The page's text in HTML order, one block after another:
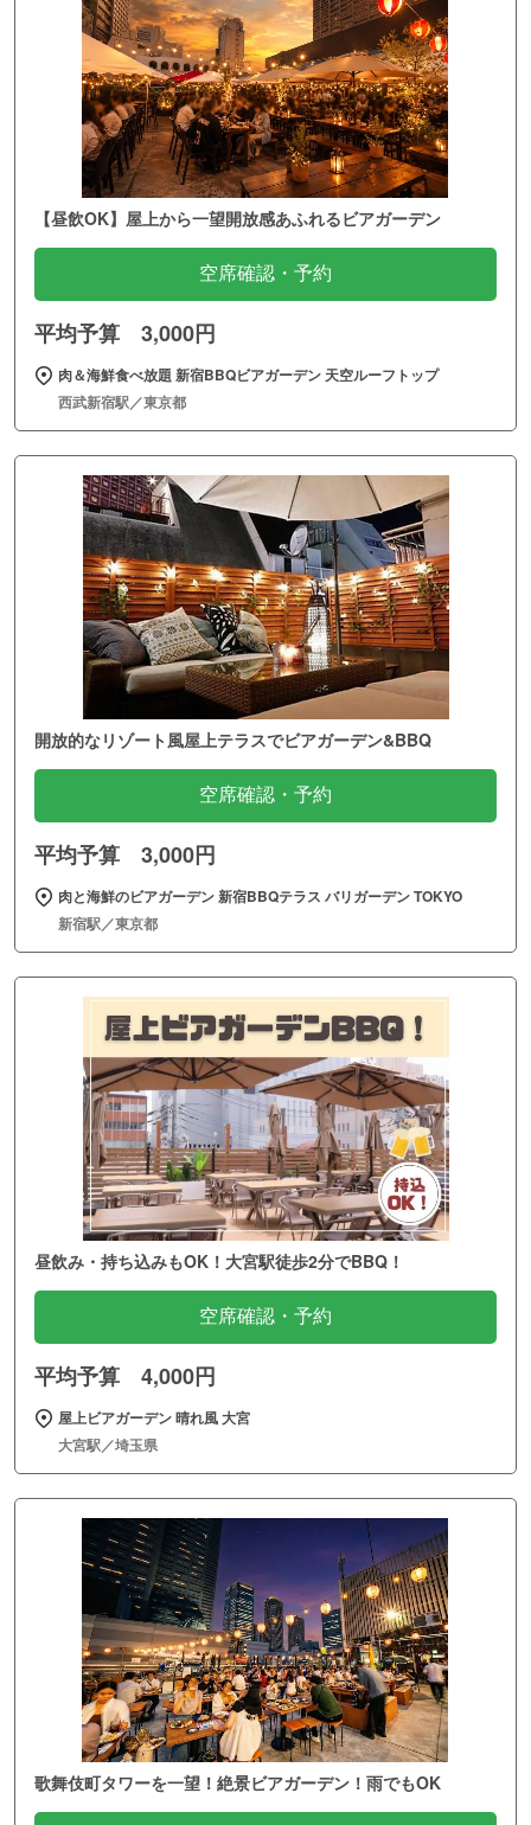
【昼飲OK】屋上から一望開放感あふれるビアガーデン
空席確認・予約
平均予算 3,000円
肉＆海鮮食べ放題 新宿BBQビアガーデン 天空ルーフトップ
西武新宿駅／東京都
開放的なリゾート風屋上テラスでビアガーデン&BBQ
空席確認・予約
平均予算 3,000円
肉と海鮮のビアガーデン 新宿BBQテラス バリガーデン TOKYO
新宿駅／東京都
昼飲み・持ち込みもOK！大宮駅徒歩2分でBBQ！
空席確認・予約
平均予算 4,000円
屋上ビアガーデン 晴れ風 大宮
大宮駅／埼玉県
歌舞伎町タワーを一望！絶景ビアガーデン！雨でもOK